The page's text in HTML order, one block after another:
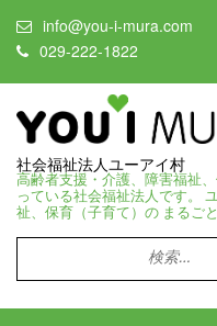
info@you-i-mura.com
029-222-1822
社会福祉法人ユーアイ村
高齢者支援・介護、障害福祉
っている社会福祉法人です。
祉、保育（子育て）の まるご
検
索: